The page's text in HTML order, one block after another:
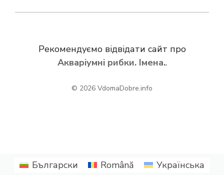
Рекомендуємо відвідати сайт про
Акваріумні рибки. Імена..
© 2026 VdomaDobre.info
Български Română Українська